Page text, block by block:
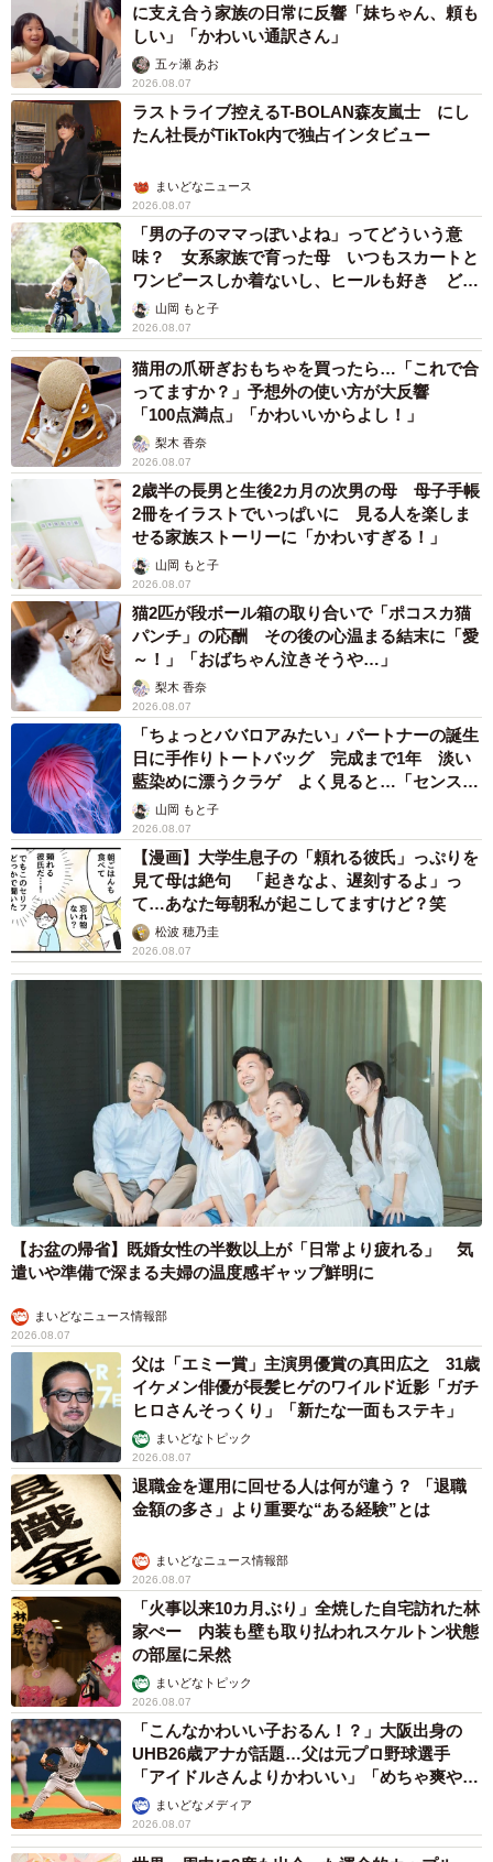
◇ ◇
<壱>♪空へと舞い上がる光が 頂への途（みち）を創る
絶え間無く燃え上がる炎が 今この瞬間（とき）に我等を
照らす
<弐>♪宿命託された戦士よ 冴え渡るその感性で
無限の底力を求めて 叶うべき夢の先へ進め
<参>♪紅蓮（ぐれん）の魂を滾らせ 蒼き雷（いかずち）を
呼び込め
天を仰ぎ拳を突き上げ 誇り高き伝説（Magician）を想う
◇ ◇
【ファンのコメント】
・歌詞も曲もかっこいい。近鉄、ブルーウェーブ、仰木監
督へのリスペクトも詰まっている歌詞が泣けます（50代男
性）
・オリックスの歴史を網羅した歌詞とメロディーがかっこ
良すぎる。球場で歌った時の一体感は鳥肌もの（40代男
性）
3/3
日本シリーズの監督会議でヤクルト・野村克也監督（左）と握手するオ
リックス・仰木彬監督＝1995年、グリーンスタジアム神戸
◇ ◇
これ以外にも、「笑牛拳」や「タオル（BW時代の高橋
す声もあった。
◇ ◇
※アンケートはツイッター上で行い、10～70代の男女311
人から回答を頂いた
※応援歌歌詞は球団公式ホームページより抜粋。〈制作〉
オリックス・バファローズ私設応援団、大阪私設應援團
大阪紅牛會・笑丑會、神戸蒼誠会、天体観測、松原猛牛会
※応援歌情報は、大阪紅牛會のツイッターアカウント
（@deepredbulls）などで更新されます
※選手の敬称は省略しています
（まいどなニュース／神戸新聞・小森有喜）
に支え合う家族の日常に反響「妹ちゃん、頼も
しい」「かわいい通訳さん」
五ヶ瀬 あお
2026.08.07
ラストライブ控えるT-BOLAN森友嵐士 にし
たん社長がTikTok内で独占インタビュー
まいどなニュース
2026.08.07
「男の子のママっぽいよね」ってどういう意
味？ 女系家族で育った母 いつもスカートと
ワンピースしか着ないし、ヒールも好き どの
へんが…
山岡 もと子
2026.08.07
猫用の爪研ぎおもちゃを買ったら…「これで合
ってますか？」予想外の使い方が大反響
「100点満点」「かわいいからよし！」
梨木 香奈
2026.08.07
2歳半の長男と生後2カ月の次男の母 母子手帳
2冊をイラストでいっぱいに 見る人を楽しま
せる家族ストーリーに「かわいすぎる！」
山岡 もと子
2026.08.07
猫2匹が段ボール箱の取り合いで「ポコスカ猫
パンチ」の応酬 その後の心温まる結末に「愛
～！」「おばちゃん泣きそうや…」
梨木 香奈
2026.08.07
「ちょっとババロアみたい」パートナーの誕生
日に手作りトートバッグ 完成まで1年 淡い
藍染めに漂うクラゲ よく見ると…「センスす
ごい」山岡 もと子
2026.08.07
【漫画】大学生息子の「頼れる彼氏」っぷりを
見て母は絶句 「起きなよ、遅刻するよ」っ
て…あなた毎朝私が起こしてますけど？笑
松波 穂乃圭
2026.08.07
【お盆の帰省】既婚女性の半数以上が「日常より疲れる」 気
遣いや準備で深まる夫婦の温度感ギャップ鮮明に
まいどなニュース情報部
2026.08.07
父は「エミー賞」主演男優賞の真田広之 31歳
イケメン俳優が長髪ヒゲのワイルド近影「ガチ
ヒロさんそっくり」「新たな一面もステキ」
まいどなトピック
2026.08.07
退職金を運用に回せる人は何が違う？ 「退職
金額の多さ」より重要な“ある経験”とは
まいどなニュース情報部
2026.08.07
「火事以来10カ月ぶり」全焼した自宅訪れた林
家ぺー 内装も壁も取り払われスケルトン状態
の部屋に呆然
まいどなトピック
2026.08.07
「こんなかわいい子おるん！？」大阪出身の
UHB26歳アナが話題…父は元プロ野球選手
「アイドルさんよりかわいい」「めちゃ爽や
か」まいどなメディア
2026.08.07